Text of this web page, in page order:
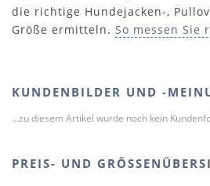
die richtige Hundejacken-,
Größe ermitteln. So messen Sie
KUNDENBILDER UND -
...zu diesem Artikel wurde noch kein
PREIS- UND